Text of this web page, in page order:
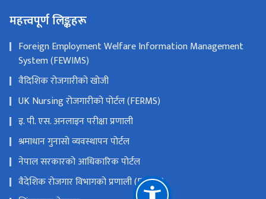
महत्त्वपूर्ण लिङ्कहरू
Foreign Employment Welfare Information Management
System (FEWIMS)
वैदिशिक रोजगारीको खोजी
UK Nursing रोजगारीको पोर्टल (FERMS)
इ. पी. एस. अनलाइन परीक्षा प्रणाली
श्रमाधान गुनासो व्यवस्थापन पोर्टल
नेपाल सरकारको आधिकारिक पोर्टल
वैदेशिक रोजगार विभागको प्रणाली (FEIMS)